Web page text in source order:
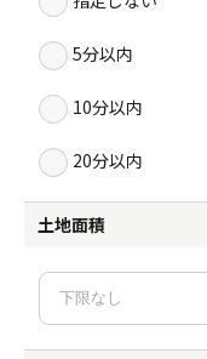
5分以内
10分以内
20分以内
土地面積